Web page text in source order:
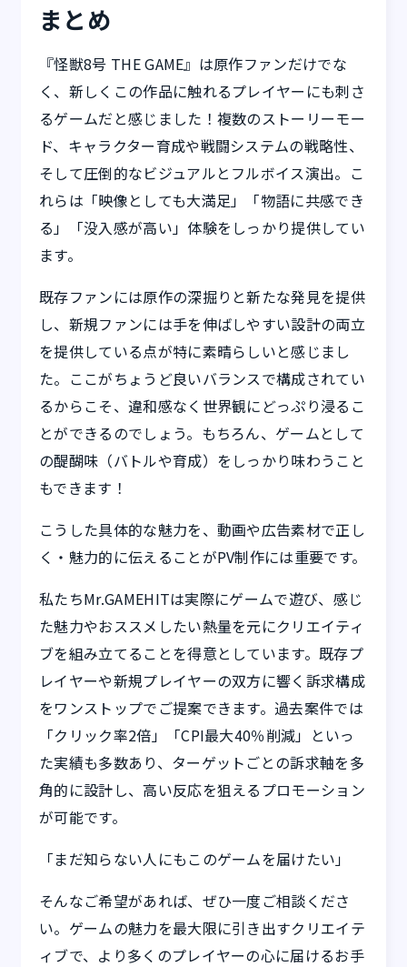
まとめ
『怪獣8号 THE GAME』は原作ファンだけでな
く、新しくこの作品に触れるプレイヤーにも刺さ
るゲームだと感じました！複数のストーリーモー
ド、キャラクター育成や戦闘システムの戦略性、
そして圧倒的なビジュアルとフルボイス演出。こ
れらは「映像としても大満足」「物語に共感でき
る」「没入感が高い」体験をしっかり提供してい
ます。
既存ファンには原作の深掘りと新たな発見を提供
し、新規ファンには手を伸ばしやすい設計の両立
を提供している点が特に素晴らしいと感じまし
た。ここがちょうど良いバランスで構成されてい
るからこそ、違和感なく世界観にどっぷり浸るこ
とができるのでしょう。もちろん、ゲームとして
の醍醐味（バトルや育成）をしっかり味わうこと
もできます！
こうした具体的な魅力を、動画や広告素材で正し
く・魅力的に伝えることがPV制作には重要です。
私たちMr.GAMEHITは実際にゲームで遊び、感じ
た魅力やおススメしたい熱量を元にクリエイティ
ブを組み立てることを得意としています。既存プ
レイヤーや新規プレイヤーの双方に響く訴求構成
をワンストップでご提案できます。過去案件では
「クリック率2倍」「CPI最大40％削減」といっ
た実績も多数あり、ターゲットごとの訴求軸を多
角的に設計し、高い反応を狙えるプロモーション
が可能です。
「まだ知らない人にもこのゲームを届けたい」
そんなご希望があれば、ぜひ一度ご相談くださ
い。ゲームの魅力を最大限に引き出すクリエイテ
ィブで、より多くのプレイヤーの心に届けるお手